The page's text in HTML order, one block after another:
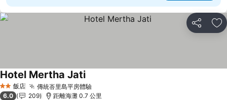
分享 加
2 星級飯店 傳統峇里島平房體驗查看價格
Hotel Mertha Jati查看價格
6.0 209 距離海灘 0.7 公里